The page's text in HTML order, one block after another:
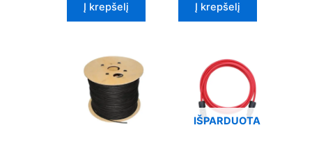
Į krepšelį Į krepšelį
IŠPARDUOTA